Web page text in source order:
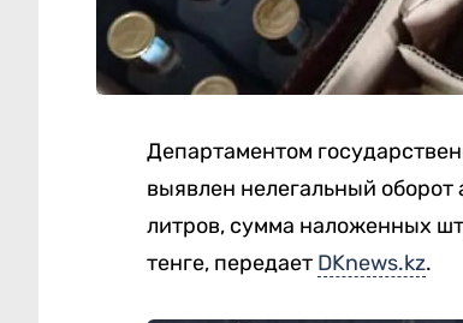
Департаментом
выявлен нелегальный
литров, сумма наложенных
тенге, передает DKnews.kz.